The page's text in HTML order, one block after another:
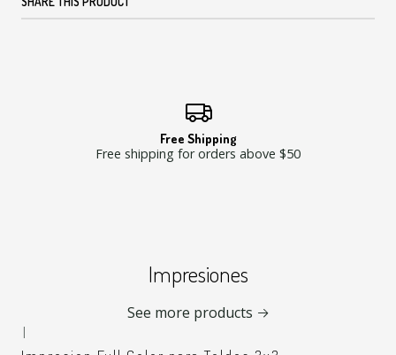
Free Shipping
Free shipping for orders above $50
Impresiones
See more products
|